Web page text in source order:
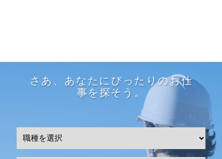
さあ、あなたにぴったりのお仕
事を探そう。